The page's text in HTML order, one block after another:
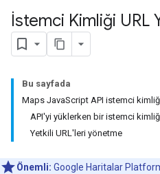
İstemci Kimliği URL
Bu sayfada
Maps JavaScript API istemci
API'yi yüklerken bir istemci
Yetkili URL'leri yönetme
Önemli: Google Haritalar